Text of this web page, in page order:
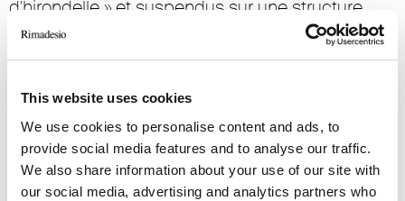
This website uses cookies
We use cookies to personalise content and ads, to
provide social media features and to analyse our traffic.
We also share information about your use of our site with
our social media, advertising and analytics partners who
d'hirondelle » et suspendus sur une structure
intérieure cachée. Un meuble qui a une forte
expressivité, conçu sur une intuition technique
esthétiquement surprenant. Design Giuseppe
Bavuso
SOLUTIONS TECHNIQUES EXCLUSIVES